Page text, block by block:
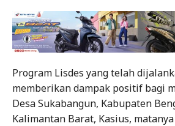
Program Lisdes yang telah
memberikan dampak positif bagi
Desa Sukabangun, Kabupaten
Kalimantan Barat, Kasius,